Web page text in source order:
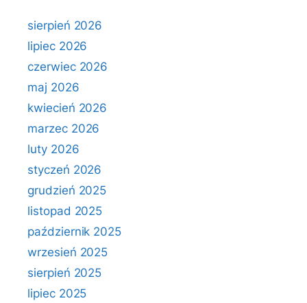
sierpień 2026
lipiec 2026
czerwiec 2026
maj 2026
kwiecień 2026
marzec 2026
luty 2026
styczeń 2026
grudzień 2025
listopad 2025
październik 2025
wrzesień 2025
sierpień 2025
lipiec 2025